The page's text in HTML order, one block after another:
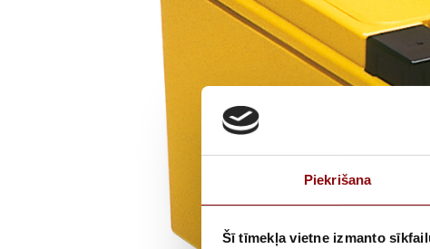
Piekrišana
Šī tīmekļa vietne izmanto